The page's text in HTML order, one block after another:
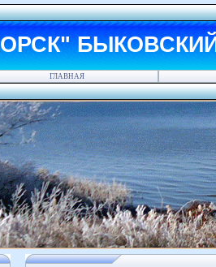
ГЛАВНАЯ